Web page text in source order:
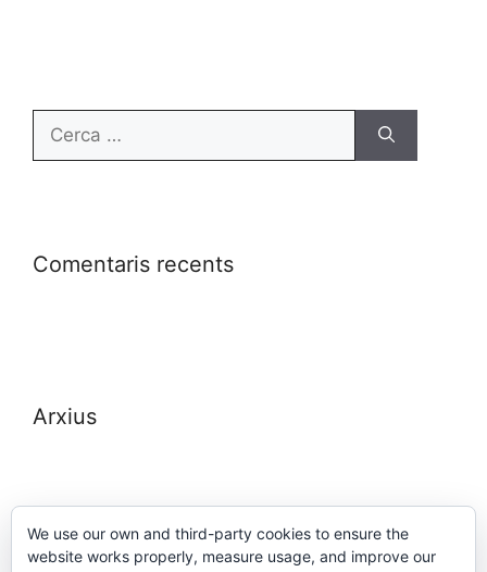
Comentaris recents
Arxius
We use our own and third-party cookies to ensure the
website works properly, measure usage, and improve our